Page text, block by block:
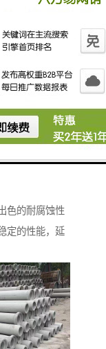
色的耐腐蚀性
定的性能，延